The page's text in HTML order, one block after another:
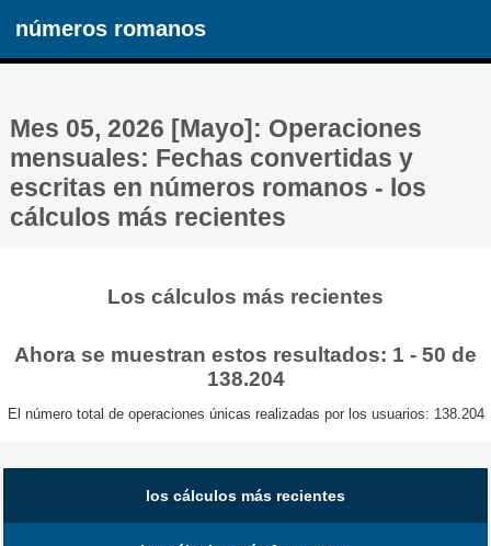
números romanos
Mes 05, 2026 [Mayo]: Operaciones
mensuales: Fechas convertidas y
escritas en números romanos - los
cálculos más recientes
Los cálculos más recientes
Ahora se muestran estos resultados: 1 - 50 de
138.204
El número total de operaciones únicas realizadas por los usuarios: 138.204
los cálculos más recientes